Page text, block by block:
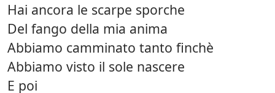
Hai ancora le scarpe sporche
Del fango della mia anima
Abbiamo camminato tanto finchè
Abbiamo visto il sole nascere
E poi